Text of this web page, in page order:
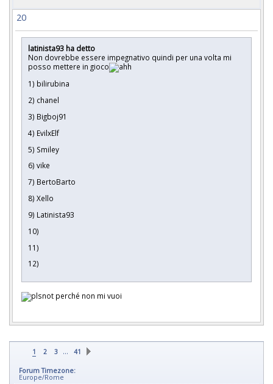
20
latinista93 ha detto
Non dovrebbe essere impegnativo quindi per una volta mi
posso mettere in gioco
1) bilirubina
2) chanel
3) Bigboj91
4) EvilxElf
5) Smiley
6) vike
7) BertoBarto
8) Xello
9) Latinista93
10)
11)
12)
perché non mi vuoi
1 2 3 … 41
Forum Timezone:
Europe/Rome